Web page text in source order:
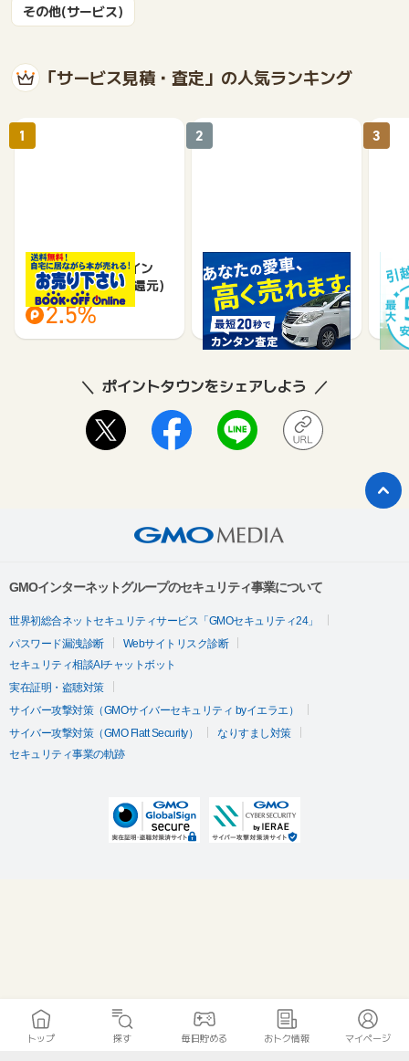
その他(サービス)
「サービス見積・査定」の人気ランキング
ブックオフオンライン
【宅配買取】(料率還元)
2.5%
1
車買取のチョージン
18,000
2 3
ポイントタウンをシェアしよう
GMOインターネットグループのセキュリティ事業について
世界初総合ネットセキュリティサービス「GMOセキュリティ24」
パスワード漏洩診断
Webサイトリスク診断
セキュリティ相談AIチャットボット
実在証明・盗聴対策
サイバー攻撃対策（GMOサイバーセキュリティ byイエラエ）
サイバー攻撃対策（GMO Flatt Security）
なりすまし対策
セキュリティ事業の軌跡
トップ 探す 毎日貯める おトク情報 マイページ